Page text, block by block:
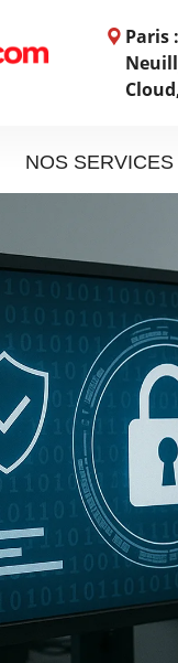
Paris
NOS SERVICES